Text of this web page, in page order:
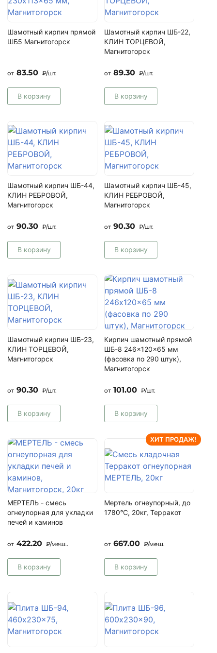
Тротуарная плитка
Бордюр тротуарный
Доска террасная
Мягкая кровля
Минеральная черепица
Керамическая черепица
Искусственный камень
Фасадная плитка
Цемент
ЦПС
Цветные кладочные смеси для кирпича
Цветные затирки и расшивки для
искусственного камня, термопанелей, кирпича,
Кладочные смеси для блоков
Шпатлевка
Кладочная сетка
Композитная арматура
И многое другое, в том числе (смотретьстройматериалы
"Мир кирпича" работает на рынке Самары и области уже
не один год, располагает командой опытных менеджеров,
которые помогут определиться с товарной номенклатурой,
также ответят на разные вопросы.
Плюсы чтобы купить шамотный кирпич у нас:
Вы получаете уверенность, что приобретаете
качественный продукт.
Оперативность и точность выполнения заказа
Мы знаем, для строителей крайне важны сроки,
потому имеем постоянный запас самые
незамедлительную доставку собственным
транспортом в заявленные сроки.
консультанты
рассчитать цену на шамотный кирпич,
воспользоваться калькулятором и специальным
Гарантия и сертификаты на все товары
Действует гарантия на весь ассортимент.
Товары имеют сертификаты.
Мы работаем с: АО «Самарский комбинат
Шамотный кирпич прямой
ШБ5 Магнитогорск
от 83.50 ₽/шт.
В корзину
Шамотный кирпич ШБ-22,
КЛИН ТОРЦЕВОЙ,
Магнитогорск
от 89.30 ₽/шт.
В корзину
Шамотный кирпич ШБ-44,
КЛИН РЕБРОВОЙ,
Магнитогорск
от 90.30 ₽/шт.
В корзину
Шамотный кирпич ШБ-45,
КЛИН РЕБРОВОЙ,
Магнитогорск
от 90.30 ₽/шт.
В корзину
Шамотный кирпич ШБ-23,
КЛИН ТОРЦЕВОЙ,
Магнитогорск
от 90.30 ₽/шт.
В корзину
Кирпич шамотный прямой
ШБ-8 246x120x65 мм
(фасовка по 290 штук),
Магнитогорск
от 101.00 ₽/шт.
В корзину
МЕРТЕЛЬ - смесь
огнеупорная для укладки
печей и каминов
от 422.20 ₽/меш..
В корзину
ХИТ ПРОДАЖ!
Мертель огнеупорный, до
1780°С, 20кг, Терракот
от 667.00 ₽/меш.
В корзину